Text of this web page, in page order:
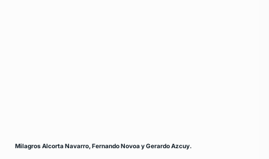
Milagros Alcorta Navarro, Fernando Novoa y Gerardo Azcuy.